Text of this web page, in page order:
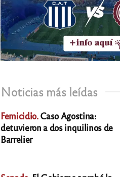
Noticias más leídas
Femicidio.Caso Agostina:
detuvieron a dos inquilinos de
Barrelier